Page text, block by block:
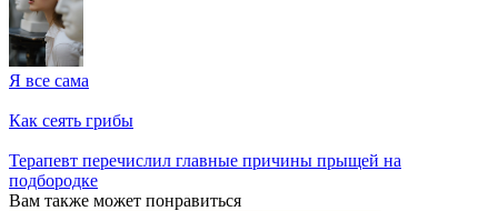
Я все сама
Как сеять грибы
Терапевт перечислил главные причины прыщей на
подбородке
Вам также может понравиться